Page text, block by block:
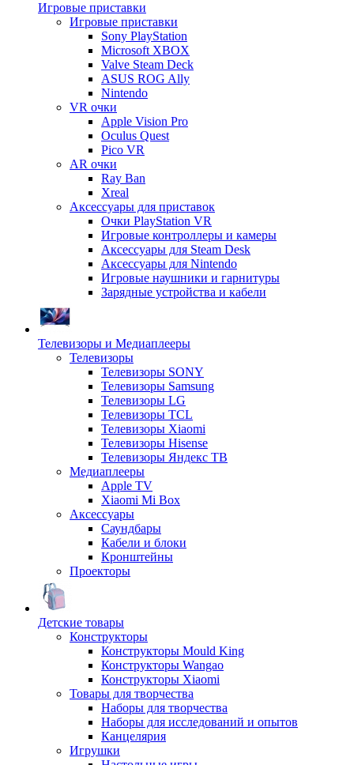
Игровые приставки
Игровые приставки
Sony PlayStation
Microsoft XBOX
Valve Steam Deck
ASUS ROG Ally
Nintendo
VR очки
Apple Vision Pro
Oculus Quest
Pico VR
AR очки
Ray Ban
Xreal
Аксессуары для приставок
Очки PlayStation VR
Игровые контроллеры и камеры
Аксессуары для Steam Desk
Аксессуары для Nintendo
Игровые наушники и гарнитуры
Зарядные устройства и кабели
Телевизоры и Медиаплееры
Телевизоры
Телевизоры SONY
Телевизоры Samsung
Телевизоры LG
Телевизоры TCL
Телевизоры Xiaomi
Телевизоры Hisense
Телевизоры Яндекс ТВ
Медиаплееры
Apple TV
Xiaomi Mi Box
Аксессуары
Саундбары
Кабели и блоки
Кронштейны
Проекторы
Детские товары
Конструкторы
Конструкторы Mould King
Конструкторы Wangao
Конструкторы Xiaomi
Товары для творчества
Наборы для творчества
Наборы для исследований и опытов
Канцелярия
Игрушки